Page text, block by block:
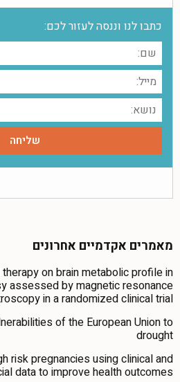
כתבו לנו וננסה לעזור לכם:
מאמרים אקדמיים אחרונים
on brain metabolic profile in
assessed by magnetic resonance
in a randomized clinical trial
of the European Union to
drought
risk pregnancies using clinical and
data to improve health outcomes